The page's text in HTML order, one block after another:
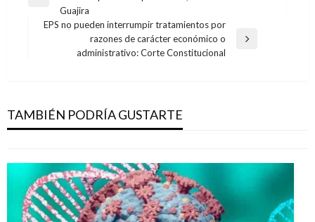
de
entradas
Entrada
Guajira
siguiente
EPS no pueden interrumpir tratamientos por
razones de carácter económico o
administrativo: Corte Constitucional
TAMBIÉN PODRÍA GUSTARTE
soldado
Andres Felipe Gama miércoles octubre 18, 2017